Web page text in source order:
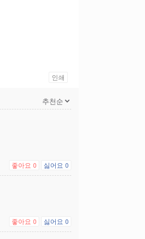
인쇄
좋아요 0 싫어요 0
좋아요 0 싫어요 0